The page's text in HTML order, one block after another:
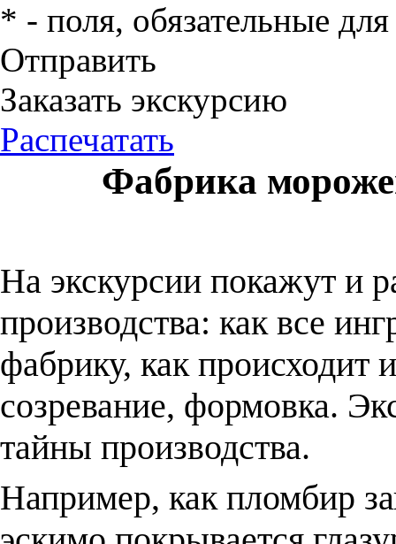
* - поля, обязательные
Отправить
Заказать экскурсию
Распечатать
Фабрика
На экскурсии покажут и
производства: как все
фабрику, как происходит
созревание, формовка.
тайны производства.
Например, как пломбир